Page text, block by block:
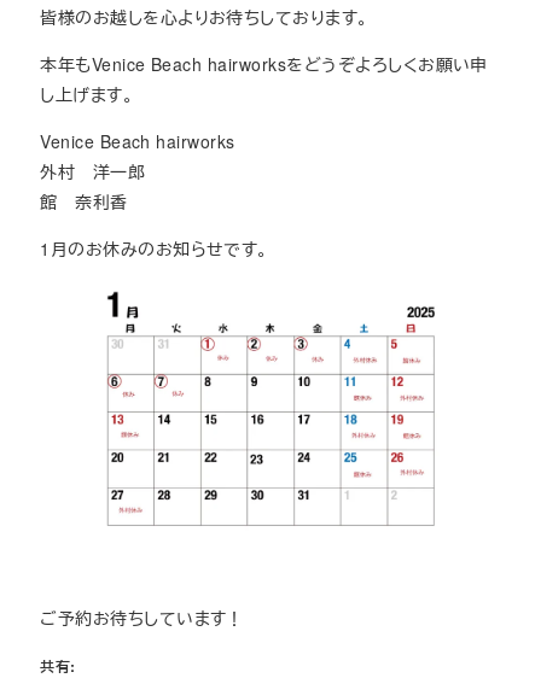
皆様のお越しを心よりお待ちしております。
本年もVenice Beach hairworksをどうぞよろしくお願い申
し上げます。
Venice Beach hairworks
外村 洋一郎
館 奈利香
1月のお休みのお知らせです。
ご予約お待ちしています！
共有: